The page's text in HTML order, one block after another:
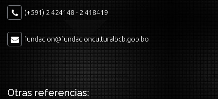
(+591) 2 424148 - 2 418419
fundacion@fundacionculturalbcb.gob.bo
Otras referencias: